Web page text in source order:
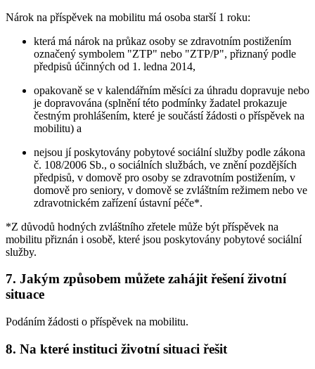
Nárok na příspěvek na mobilitu má osoba starší 1 roku:
která má nárok na průkaz osoby se zdravotním postižením
označený symbolem "ZTP" nebo "ZTP/P", přiznaný podle
předpisů účinných od 1. ledna 2014,
opakovaně se v kalendářním měsíci za úhradu dopravuje nebo
je dopravována (splnění této podmínky žadatel prokazuje
čestným prohlášením, které je součástí žádosti o příspěvek na
mobilitu) a
nejsou jí poskytovány pobytové sociální služby podle zákona
č. 108/2006 Sb., o sociálních službách, ve znění pozdějších
předpisů, v domově pro osoby se zdravotním postižením, v
domově pro seniory, v domově se zvláštním režimem nebo ve
zdravotnickém zařízení ústavní péče*.
*Z důvodů hodných zvláštního zřetele může být příspěvek na
mobilitu přiznán i osobě, které jsou poskytovány pobytové sociální
služby.
7. Jakým způsobem můžete zahájit řešení životní
situace
Podáním žádosti o příspěvek na mobilitu.
8. Na které instituci životní situaci řešit